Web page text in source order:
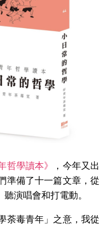
哲學讀本》
，今年又出
準備了十一篇文章，從
演唱會和打電動。
荼毒青年」之意，我從